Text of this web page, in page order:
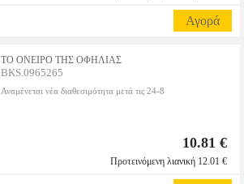
Αγορά
ΤΟ ΟΝΕΙΡΟ ΤΗΣ ΟΦΗΛΙΑΣ
BKS.0965265
Αναμένεται νέα διαθεσιμότητα μετά τις 24-8
10.81 €
Προτεινόμενη λιανική 12.01 €